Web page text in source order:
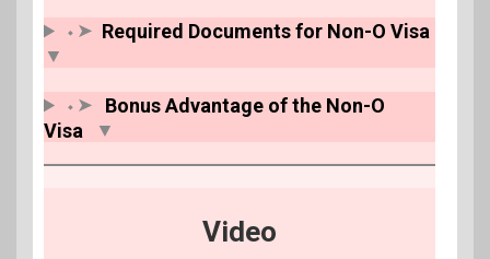
⬩➤ Required Documents for Non-O Visa
▼
⬩➤
Bonus Advantage of the Non-O
Visa
▼
Video